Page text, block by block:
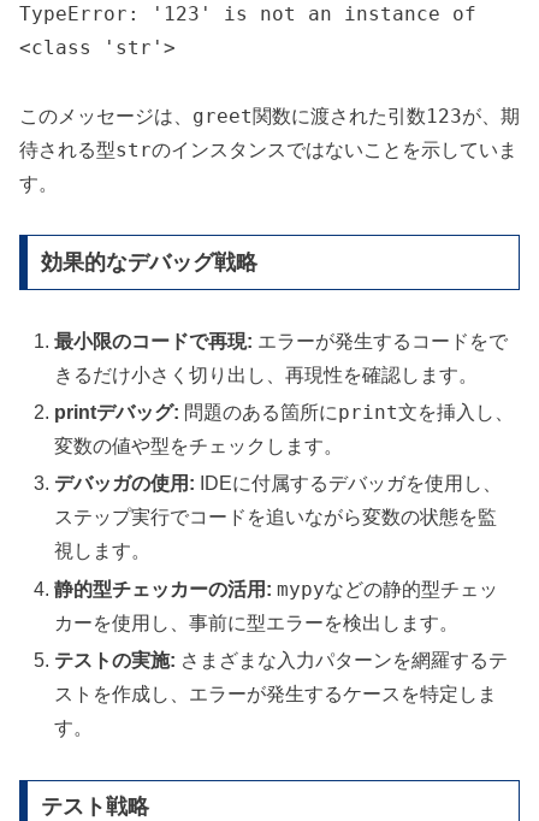
TypeError: '123' is not an instance of
<class 'str'>
このメッセージは、 greet関数に渡された引数123が、期
待される型strのインスタンスではないことを示していま
す。
効果的なデバッグ戦略
最小限のコードで再現: エラーが発生するコードをで
きるだけ小さく切り出し、再現性を確認します。
printデバッグ: 問題のある箇所にprint文を挿入し、
変数の値や型をチェックします。
デバッガの使用: IDEに付属するデバッガを使用し、
ステップ実行でコードを追いながら変数の状態を監
視します。
静的型チェッカーの活用: mypyなどの静的型チェッ
カーを使用し、事前に型エラーを検出します。
テストの実施: さまざまな入力パターンを網羅するテ
ストを作成し、エラーが発生するケースを特定しま
す。
テスト戦略